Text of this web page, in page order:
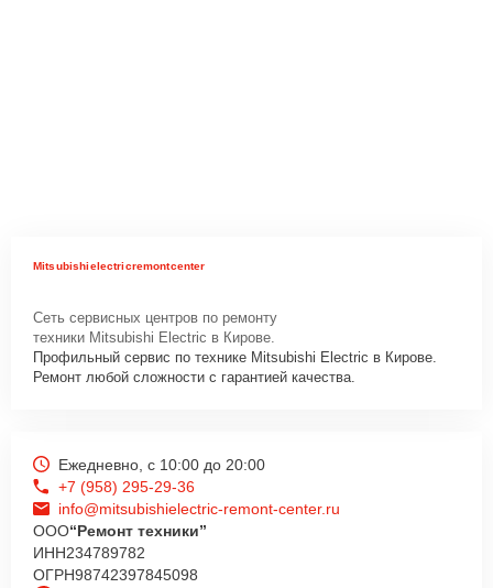
Mitsubishielectricremontcenter
Сеть сервисных центров по ремонту
техники Mitsubishi Electric в Кирове.
Профильный сервис по технике Mitsubishi Electric в Кирове.
Ремонт любой сложности с гарантией качества.
Ежедневно, с 10:00 до 20:00
+7 (958) 295-29-36
info@mitsubishielectric-remont-center.ru
ООО“Ремонт техники”
ИНН234789782
ОГРН98742397845098